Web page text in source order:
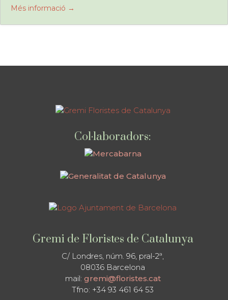
Més informació
Col·laboradors:
Gremi de Floristes de Catalunya
C/ Londres, núm. 96, pral-2ª,
08036 Barcelona
mail: gremi@floristes.cat
Tfno: +34 93 461 64 53